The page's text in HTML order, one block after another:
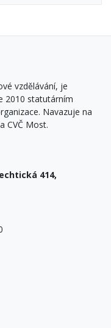
vzdělávání, je
2010 statutárním
Navazuje na
CVČ Most.
414,